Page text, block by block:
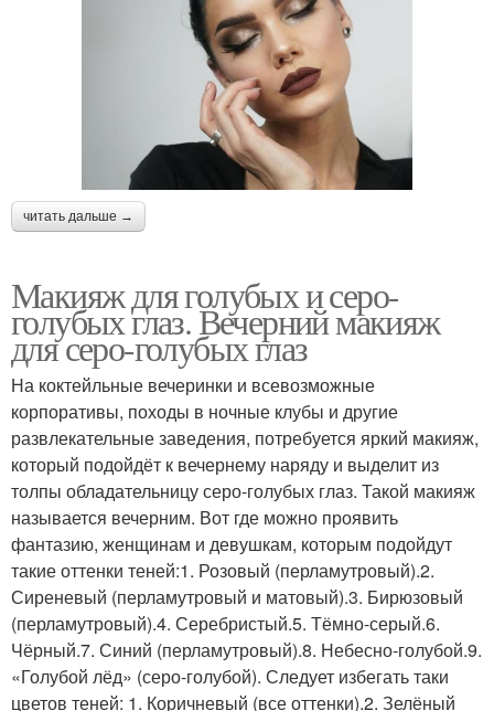
читать дальше →
Макияж для голубых и серо-
голубых глаз. Вечерний макияж
для серо-голубых глаз
На коктейльные вечеринки и всевозможные
корпоративы, походы в ночные клубы и другие
развлекательные заведения, потребуется яркий макияж,
который подойдёт к вечернему наряду и выделит из
толпы обладательницу серо-голубых глаз. Такой макияж
называется вечерним. Вот где можно проявить
фантазию, женщинам и девушкам, которым подойдут
такие оттенки теней:1. Розовый (перламутровый).2.
Сиреневый (перламутровый и матовый).3. Бирюзовый
(перламутровый).4. Серебристый.5. Тёмно-серый.6.
Чёрный.7. Синий (перламутровый).8. Небесно-голубой.9.
«Голубой лёд» (серо-голубой). Следует избегать таки
цветов теней: 1. Коричневый (все оттенки).2. Зелёный